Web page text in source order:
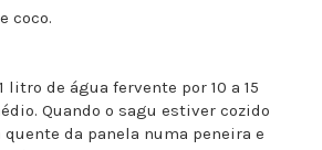
coco.
litro de água fervente por 10 a 15
Quando o sagu estiver cozido
da panela numa peneira e